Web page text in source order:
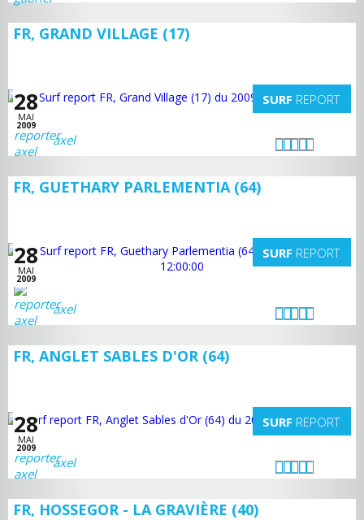
FR, GRAND VILLAGE (17)
28
MAI
2009
SURF REPORT
axel
FR, GUETHARY PARLEMENTIA (64)
28
MAI
2009
SURF REPORT
axel
FR, ANGLET SABLES D'OR (64)
28
MAI
2009
SURF REPORT
axel
FR, HOSSEGOR - LA GRAVIÈRE (40)